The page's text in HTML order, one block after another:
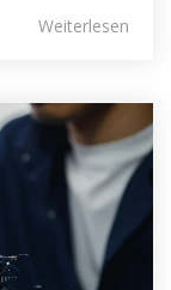
Weiterlesen